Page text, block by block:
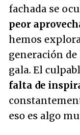
fachada se
peor
hemos
generación
gala. El
falta de
eso es algo